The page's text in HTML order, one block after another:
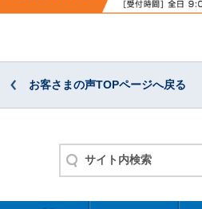
お客さまの声TOPページへ戻る